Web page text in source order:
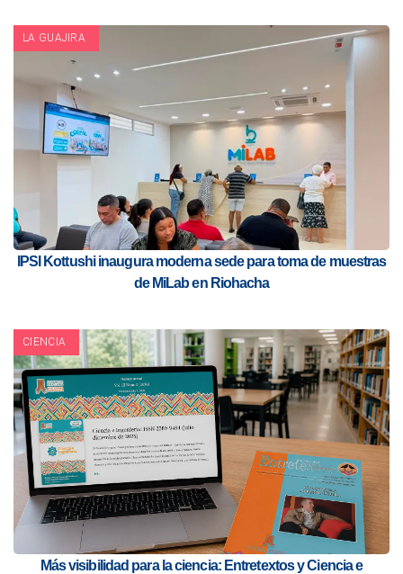
LA GUAJIRA
IPSI Kottushi inaugura moderna sede para toma de muestras
de MiLab en Riohacha
CIENCIA
Más visibilidad para la ciencia: Entretextos y Ciencia e